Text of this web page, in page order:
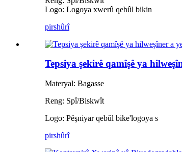
Logo: Logoya xwerû qebûl bikin
pirshûrî
Tepsiya şekirê qamîşê ya
Materyal: Bagasse
Reng: Spî/Biskwît
Logo: Pêşniyar qebûl bike'logoya s
pirshûrî